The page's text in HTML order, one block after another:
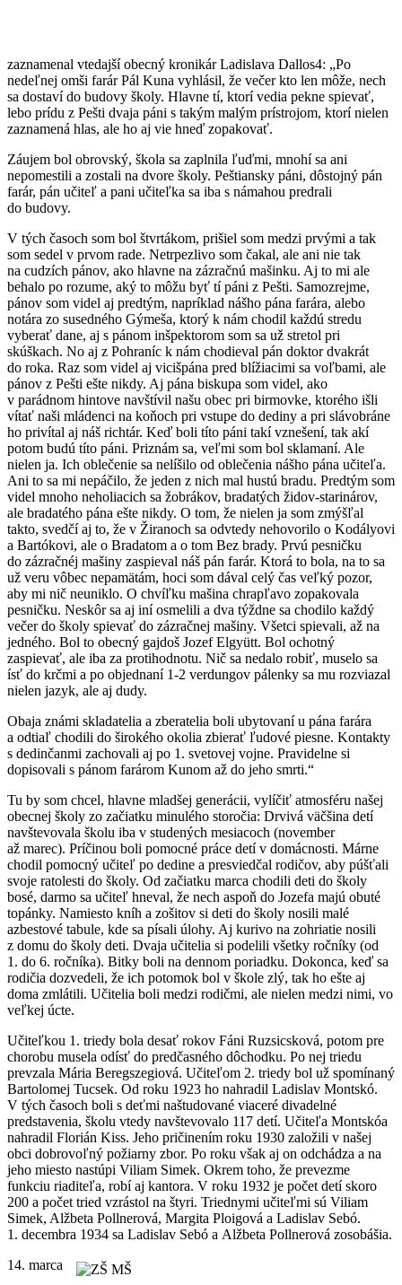
zaznamenal vtedajší obecný kronikár Ladislava Dallos4: „Po
nedeľnej omši farár Pál Kuna vyhlásil, že večer kto len môže, nech
sa dostaví do budovy školy. Hlavne tí, ktorí vedia pekne spievať,
lebo prídu z Pešti dvaja páni s takým malým prístrojom, ktorí nielen
zaznamená hlas, ale ho aj vie hneď zopakovať.
Záujem bol obrovský, škola sa zaplnila ľuďmi, mnohí sa ani
nepomestili a zostali na dvore školy. Peštiansky páni, dôstojný pán
farár, pán učiteľ a pani učiteľka sa iba s námahou predrali
do budovy.
V tých časoch som bol štvrtákom, prišiel som medzi prvými a tak
som sedel v prvom rade. Netrpezlivo som čakal, ale ani nie tak
na cudzích pánov, ako hlavne na zázračnú mašinku. Aj to mi ale
behalo po rozume, aký to môžu byť tí páni z Pešti. Samozrejme,
pánov som videl aj predtým, napríklad nášho pána farára, alebo
notára zo susedného Gýmeša, ktorý k nám chodil každú stredu
vyberať dane, aj s pánom inšpektorom som sa už stretol pri
skúškach. No aj z Pohraníc k nám chodieval pán doktor dvakrát
do roka. Raz som videl aj vicišpána pred blížiacimi sa voľbami, ale
pánov z Pešti ešte nikdy. Aj pána biskupa som videl, ako
v parádnom hintove navštívil našu obec pri birmovke, ktorého išli
vítať naši mládenci na koňoch pri vstupe do dediny a pri slávobráne
ho privítal aj náš richtár. Keď boli títo páni takí vznešení, tak akí
potom budú títo páni. Priznám sa, veľmi som bol sklamaní. Ale
nielen ja. Ich oblečenie sa nelíšilo od oblečenia nášho pána učiteľa.
Ani to sa mi nepáčilo, že jeden z nich mal hustú bradu. Predtým som
videl mnoho neholiacich sa žobrákov, bradatých židov-starinárov,
ale bradatého pána ešte nikdy. O tom, že nielen ja som zmýšľal
takto, svedčí aj to, že v Žiranoch sa odvtedy nehovorilo o Kodályovi
a Bartókovi, ale o Bradatom a o tom Bez brady. Prvú pesničku
do zázračnéj mašiny zaspieval náš pán farár. Ktorá to bola, na to sa
už veru vôbec nepamätám, hoci som dával celý čas veľký pozor,
aby mi nič neuniklo. O chvíľku mašina chrapľavo zopakovala
pesničku. Neskôr sa aj iní osmelili a dva týždne sa chodilo každý
večer do školy spievať do zázračnej mašiny. Všetci spievali, až na
jedného. Bol to obecný gajdoš Jozef Elgyütt. Bol ochotný
zaspievať, ale iba za protihodnotu. Nič sa nedalo robiť, muselo sa
ísť do krčmi a po objednaní 1-2 verdungov pálenky sa mu rozviazal
nielen jazyk, ale aj dudy.
Obaja známi skladatelia a zberatelia boli ubytovaní u pána farára
a odtiaľ chodili do širokého okolia zbierať ľudové piesne. Kontakty
s dedinčanmi zachovali aj po 1. svetovej vojne. Pravidelne si
dopisovali s pánom farárom Kunom až do jeho smrti.“
Tu by som chcel, hlavne mladšej generácii, vylíčiť atmosféru našej
obecnej školy zo začiatku minulého storočia: Drvivá väčšina detí
navštevovala školu iba v studených mesiacoch (november
až marec). Príčinou boli pomocné práce detí v domácnosti. Márne
chodil pomocný učiteľ po dedine a presviedčal rodičov, aby púšťali
svoje ratolesti do školy. Od začiatku marca chodili deti do školy
bosé, darmo sa učiteľ hneval, že nech aspoň do Jozefa majú obuté
topánky. Namiesto kníh a zošitov si deti do školy nosili malé
azbestové tabule, kde sa písali úlohy. Aj kurivo na zohriatie nosili
z domu do školy deti. Dvaja učitelia si podelili všetky ročníky (od
1. do 6. ročníka). Bitky boli na dennom poriadku. Dokonca, keď sa
rodičia dozvedeli, že ich potomok bol v škole zlý, tak ho ešte aj
doma zmlátili. Učitelia boli medzi rodičmi, ale nielen medzi nimi, vo
veľkej úcte.
Učiteľkou 1. triedy bola desať rokov Fáni Ruzsicsková, potom pre
chorobu musela odísť do predčasného dôchodku. Po nej triedu
prevzala Mária Beregszegiová. Učiteľom 2. triedy bol už spomínaný
Bartolomej Tucsek. Od roku 1923 ho nahradil Ladislav Montskó.
V tých časoch boli s deťmi naštudované viaceré divadelné
predstavenia, školu vtedy navštevovalo 117 detí. Učiteľa Montskóa
nahradil Florián Kiss. Jeho pričinením roku 1930 založili v našej
obci dobrovoľný požiarny zbor. Po roku však aj on odchádza a na
jeho miesto nastúpi Viliam Simek. Okrem toho, že prevezme
funkciu riaditeľa, robí aj kantora. V roku 1932 je počet detí skoro
200 a počet tried vzrástol na štyri. Triednymi učiteľmi sú Viliam
Simek, Alžbeta Pollnerová, Margita Ploigová a Ladislav Sebó.
1. decembra 1934 sa Ladislav Sebó a Alžbeta Pollnerová zosobášia.
14. marca